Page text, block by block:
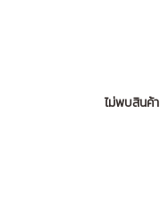
ไม่พบสินค้า